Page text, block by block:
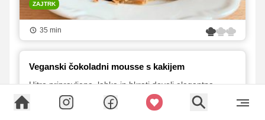
ZAJTRK
35 min
Veganski čokoladni mousse s kakijem
Hitro pripravljena, lahka in hkrati dovolj elegantna
sladica, da jo brez slabe vesti postrežemo tudi med
praznik.i